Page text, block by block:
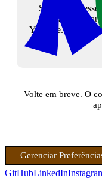
Se tem interesse
canal, peço
Youtube. Isso
Volte em breve. O
Gerenciar
GitHubLinkedIn